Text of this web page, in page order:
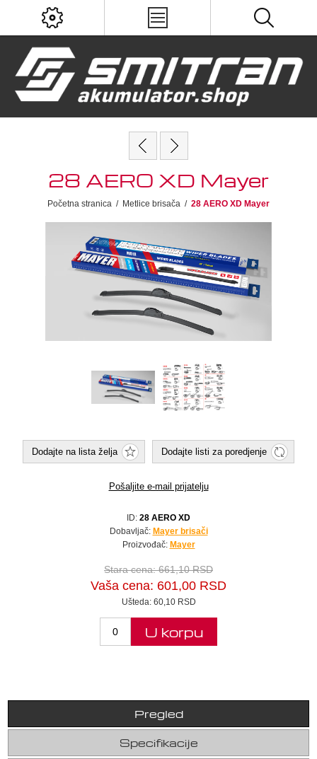
28 AERO XD Mayer
Početna stranica / Metlice brisača / 28 AERO XD Mayer
Dodajte na lista želja Dodajte listi za poredjenje
Pošaljite e-mail prijatelju
ID: 28 AERO XD
Dobavljač: Mayer brisači
Proizvođač: Mayer
Stara cena:661,10 RSD
Vaša cena: 601,00 RSD
Ušteda: 60,10 RSD
U korpu
Pregled
Specifikacije